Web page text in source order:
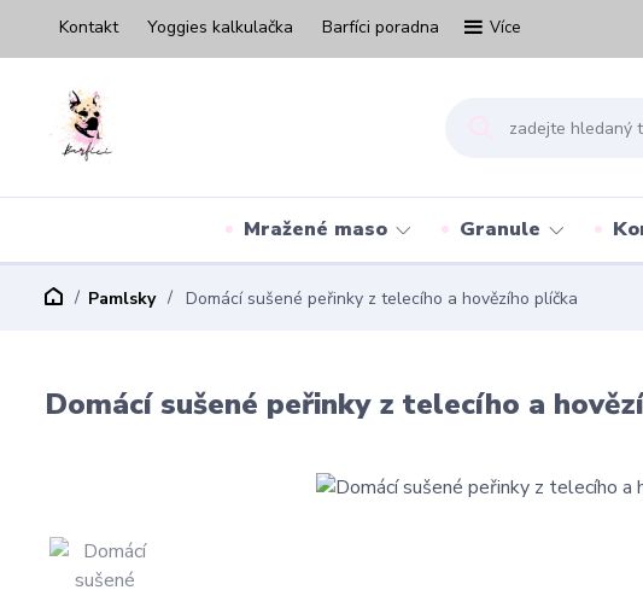
Kontakt Yoggies kalkulačka Barfíci poradna Více
Mražené maso Granule
Pamlsky Domácí sušené peřinky z telecího a hovězího plíčka
Domácí sušené peřinky z telecího a